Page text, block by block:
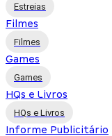
Estreias
Filmes
Filmes
Games
Games
HQs e Livros
HQs e Livros
Informe Publicitário